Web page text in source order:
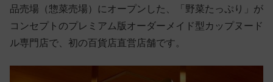
品売場（惣菜売場）にオープンした、「野菜たっぷり」が
コンセプトのプレミアム版オーダーメイド型カップヌード
ル専門店で、初の百貨店直営店舗です。